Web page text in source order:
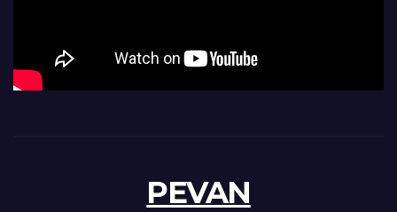
PEVAN